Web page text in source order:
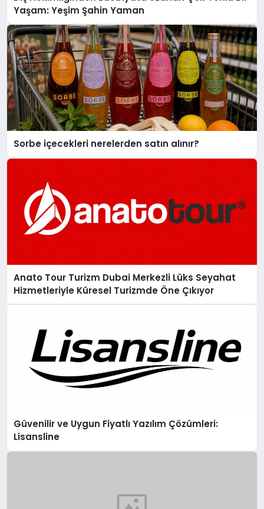
Yaşam: Yeşim Şahin Yaman
Sorbe içecekleri nerelerden satın alınır?
Anato Tour Turizm Dubai Merkezli Lüks Seyahat
Hizmetleriyle Küresel Turizmde Öne Çıkıyor
Güvenilir ve Uygun Fiyatlı Yazılım Çözümleri:
Lisansline